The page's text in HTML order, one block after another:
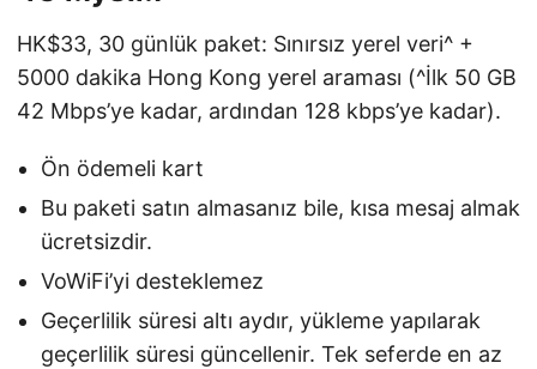
HK$33, 30 günlük paket: Sınırsız yerel veri^ +
5000 dakika Hong Kong yerel araması (^İlk 50 GB
42 Mbps’ye kadar, ardından 128 kbps’ye kadar).
Ön ödemeli kart
Bu paketi satın almasanız bile, kısa mesaj almak
ücretsizdir.
VoWiFi’yi desteklemez
Geçerlilik süresi altı aydır, yükleme yapılarak
geçerlilik süresi güncellenir. Tek seferde en az